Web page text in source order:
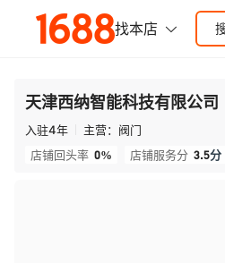
天津西纳智能科技有限公司
入驻4年 主营： 阀门
店铺回头率 0% 店铺服务分 3.5分